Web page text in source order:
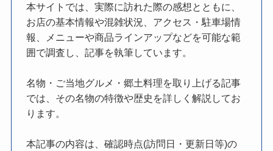
本サイトでは、実際に訪れた際の感想とともに、
お店の基本情報や混雑状況、アクセス・駐車場情
報、メニューや商品ラインアップなどを可能な範
囲で調査し、記事を執筆しています。
名物・ご当地グルメ・郷土料理を取り上げる記事
では、その名物の特徴や歴史を詳しく解説してお
ります。
本記事の内容は、確認時点(訪問日・更新日等)の